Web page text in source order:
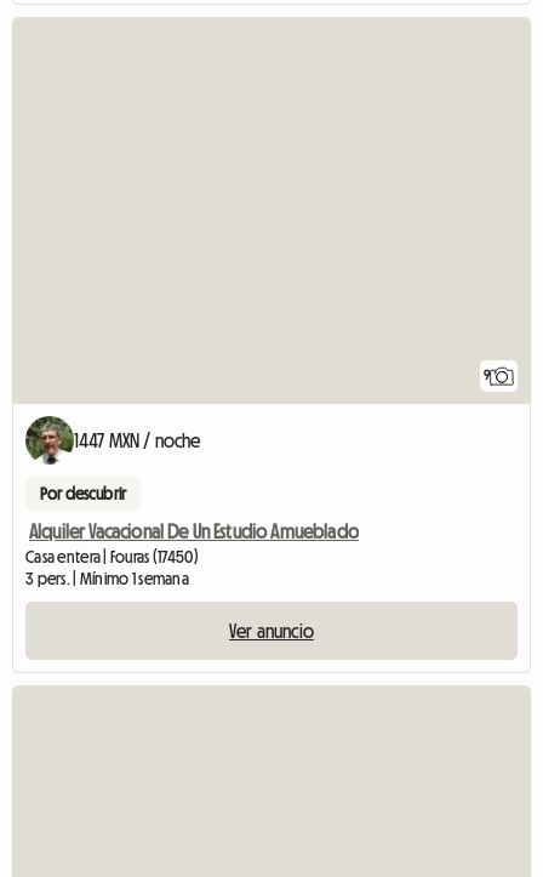
9
1447 MXN / noche
Por descubrir
Alquiler Vacacional De Un Estudio Amueblado
Casa entera | Fouras (17450)
3 pers. | Mínimo 1 semana
Ver anuncio